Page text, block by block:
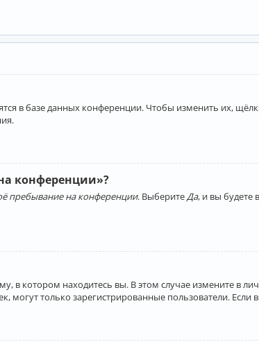
в базе данных конференции. Чтобы изменить их,
конференции»?
пребывание на конференции. Выберите Да, и вы будете
в котором находитесь вы. В этом случае измените в
могут только зарегистрированные пользователи.